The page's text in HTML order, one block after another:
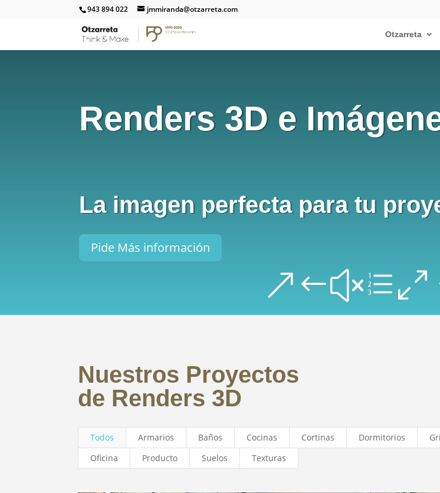
943 894 022 jmmiranda@otzarreta.com
Otzarreta
Renders 3D e
La imagen perfecta para tu
Pide Más información
Nuestros Proyectos
de Renders 3D
Todos Armarios Baños Cocinas Cortinas Dormitorios
Oficina
Producto Suelos Texturas